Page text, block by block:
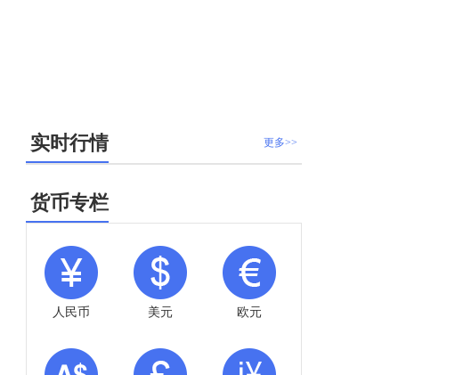
更多>>
实时行情
货币专栏
人民币 美元 欧元